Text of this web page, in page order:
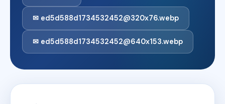
✉ ed5d588d1734532452@320x76.webp
✉ ed5d588d1734532452@640x153.webp